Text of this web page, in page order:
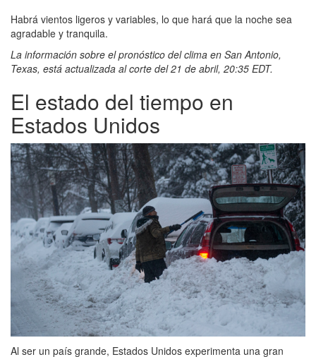
Habrá vientos ligeros y variables, lo que hará que la noche sea
agradable y tranquila.
La información sobre el pronóstico del clima en San Antonio,
Texas, está actualizada al corte del 21 de abril, 20:35 EDT.
El estado del tiempo en
Estados Unidos
Al ser un país grande, Estados Unidos experimenta una gran